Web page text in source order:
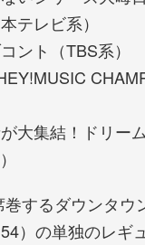
テレビ系）
ント（TBS系）
大集結！ドリー
するダウンタウ
）の単独のレギュ